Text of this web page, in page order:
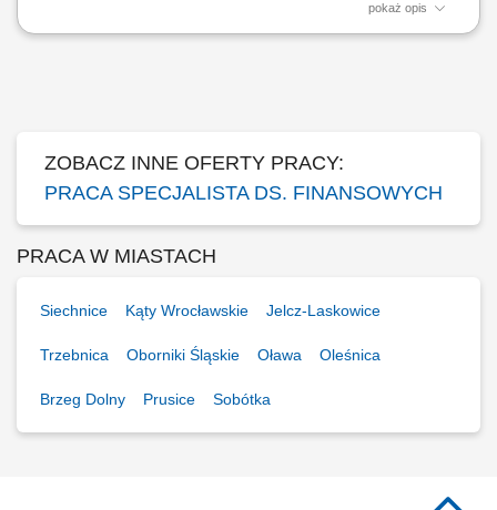
pokaż opis
Dołącz do CUPT! Dążymy do zapewnienia pracownikom atrakcyjnych i
ZOBACZ INNE OFERTY PRACY:
PRACA SPECJALISTA DS. FINANSOWYCH
PRACA W MIASTACH
Siechnice Kąty Wrocławskie Jelcz-Laskowice
Trzebnica Oborniki Śląskie Oława Oleśnica
Brzeg Dolny Prusice Sobótka